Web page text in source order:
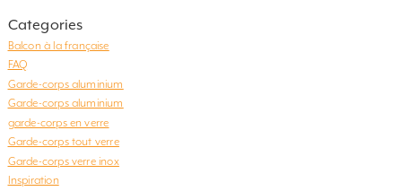
Categories
Balcon à la française
FAQ
Garde-corps aluminium
Garde-corps aluminium
garde-corps en verre
Garde-corps tout verre
Garde-corps verre inox
Inspiration